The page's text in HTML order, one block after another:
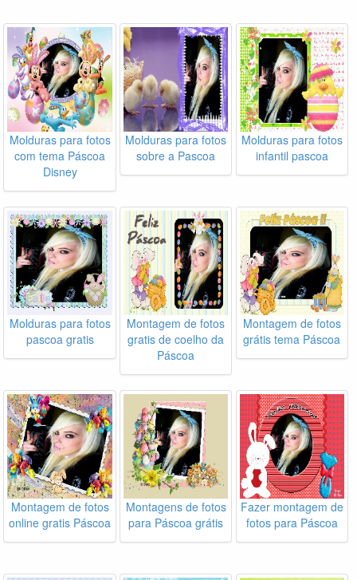
Molduras para fotos
com tema Páscoa
Disney
Molduras para fotos
sobre a Pascoa
Molduras para fotos
infantil pascoa
Molduras para fotos
pascoa gratis
Montagem de fotos
gratis de coelho da
Páscoa
Montagem de fotos
grátis tema Páscoa
Montagem de fotos
online gratis Páscoa
Montagens de fotos
para Páscoa grátis
Fazer montagem de
fotos para Páscoa